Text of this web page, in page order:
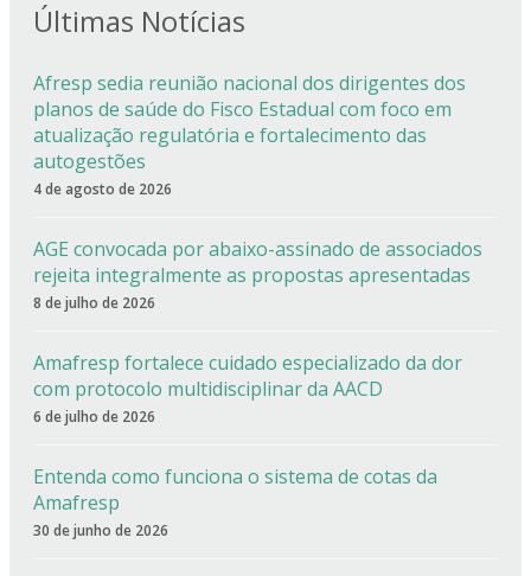
Últimas Notícias
Afresp sedia reunião nacional dos dirigentes dos
planos de saúde do Fisco Estadual com foco em
atualização regulatória e fortalecimento das
autogestões
4 de agosto de 2026
AGE convocada por abaixo-assinado de associados
rejeita integralmente as propostas apresentadas
8 de julho de 2026
Amafresp fortalece cuidado especializado da dor
com protocolo multidisciplinar da AACD
6 de julho de 2026
Entenda como funciona o sistema de cotas da
Amafresp
30 de junho de 2026